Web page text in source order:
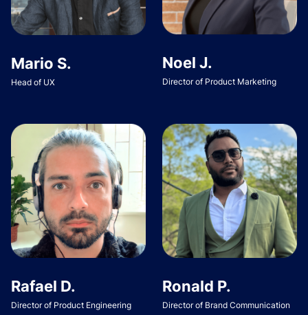
Mario S.
Head of UX
Noel J.
Director of Product Marketing
Rafael D.
Director of Product Engineering
Ronald P.
Director of Brand Communication